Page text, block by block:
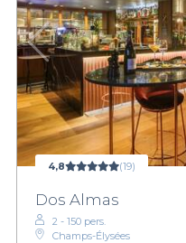
4,8 (19)
Dos Almas
2 - 150 pers.
Champs-Élysées